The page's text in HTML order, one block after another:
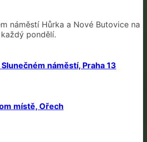
náměstí, Praha 13
místě, Ořech